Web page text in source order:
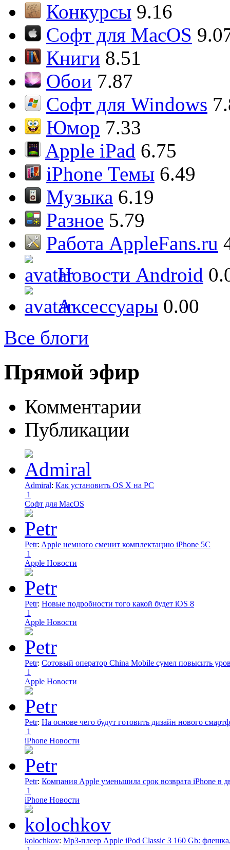
Конкурсы 9.16
Софт для MacOS
Книги 8.51
Обои 7.87
Софт для Windows
Юмор 7.33
Apple iPad 6.75
iPhone Темы 6.49
Музыка 6.19
Разное 5.79
Работа AppleFans.ru
Новости Android
Аксессуары 0.00
Все блоги
Прямой эфир
Комментарии
Публикации
Admiral: Как установить OS X на PC
1
Софт для MacOS
Petr: Apple немного сменит комплектацию iPhone 5C
1
Apple Новости
Petr: Новые подробности того какой будет iOS 8
1
Apple Новости
Petr: Сотовый оператор China Mobile сумел повысить
1
Apple Новости
Petr: На основе чего будут готовить дизайн нового
1
iPhone Новости
Petr: Компания Apple уменьшила срок возврата iPhone в
1
iPhone Новости
kolochkov: Mp3-плеер Apple iPod Classic 3 160 Gb: